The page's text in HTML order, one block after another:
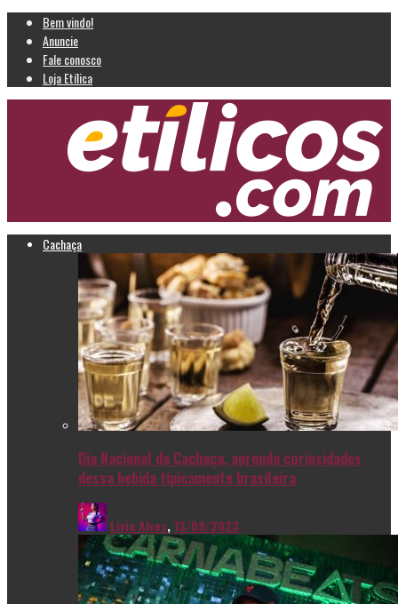
Bem vindo!
Anuncie
Fale conosco
Loja Etílica
Cachaça
Dia Nacional da Cachaça, aprenda curiosidades
dessa bebida tipicamente brasileira
Livia Alves,13/09/2023